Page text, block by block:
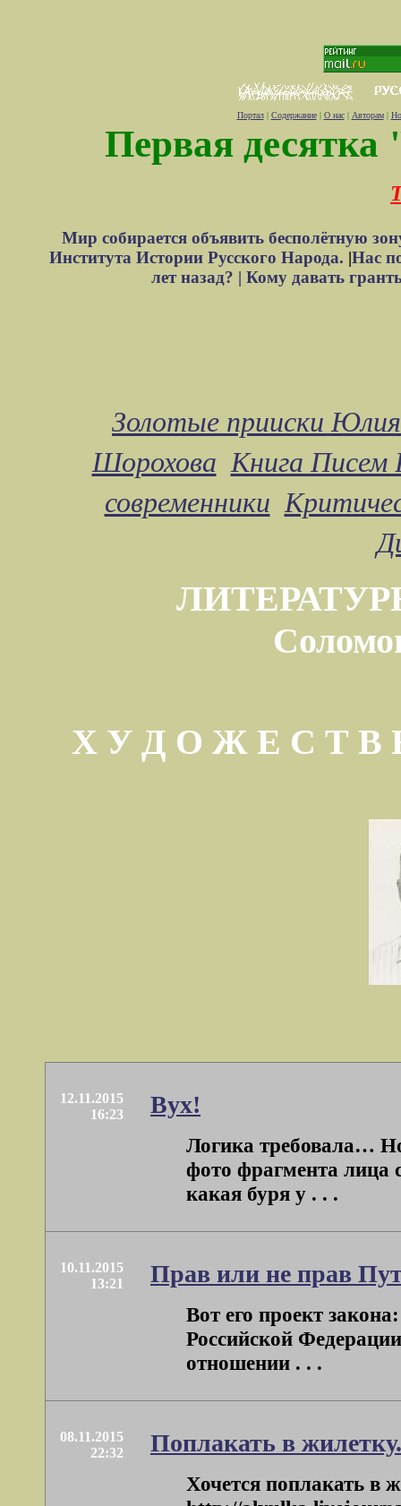
Портал| Содержание| О нас| Авторам|
Первая десятка
Мир собирается объявить бесполётную
Института Истории Русского Народа. |Нас
лет назад? | Кому давать
Золотые прииски
Шорохова Книга Писем
современники
Х У Д О Ж Е С Т
12.11.2015
16:23
Вух!
Логика требовала…
фото фрагмента лица
какая буря у . . .
10.11.2015
13:21
Прав или не прав
Вот его проект
Российской
отношении . . .
08.11.2015
22:32
Поплакать в жилетку.
Хочется поплакать в